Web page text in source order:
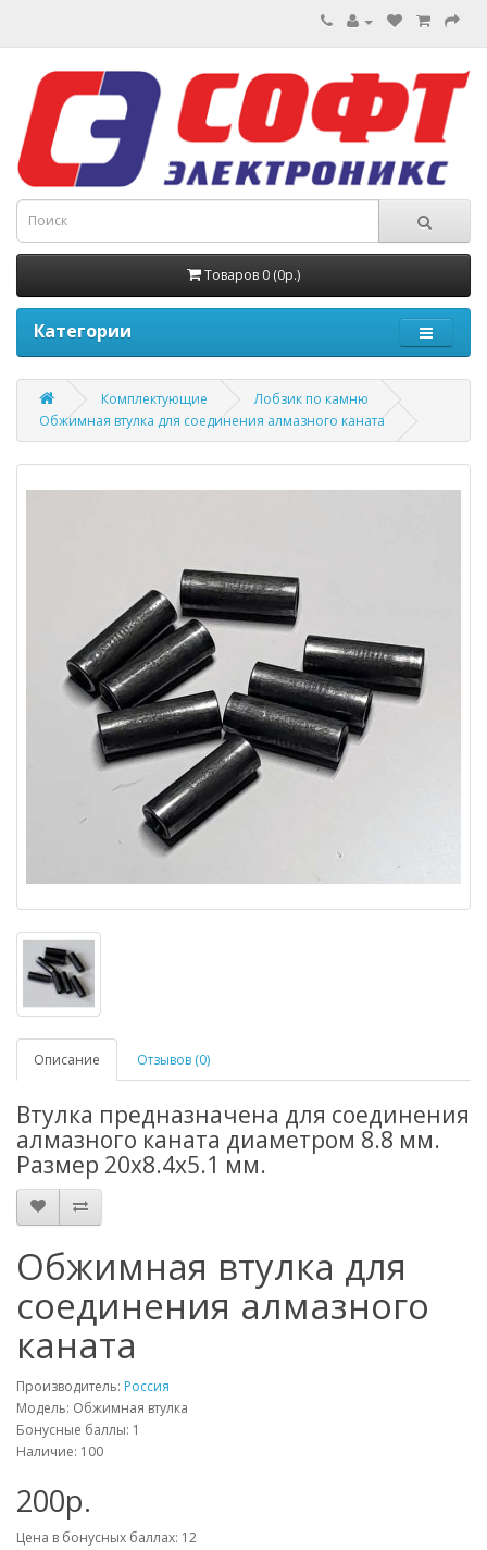
Товаров 0 (0р.)
Категории
Комплектующие
Лобзик по камню
Обжимная втулка для соединения алмазного каната
Описание Отзывов (0)
Втулка предназначена для соединения
алмазного каната диаметром 8.8 мм.
Размер 20х8.4х5.1 мм.
Обжимная втулка для
соединения алмазного
каната
Производитель: Россия
Модель: Обжимная втулка
Бонусные баллы: 1
Наличие: 100
200р.
Цена в бонусных баллах: 12